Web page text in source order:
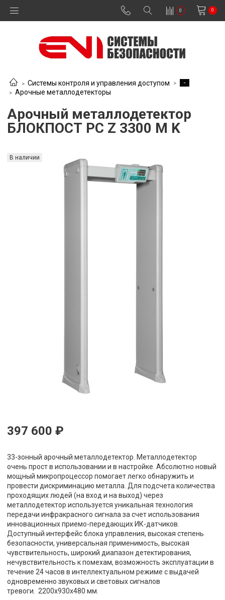
0 0
Системы контроля и управления доступом
-
Арочные металлодетекторы
Арочный металлодетектор
БЛОКПОСТ PC Z 3300 M K
В наличии
397 600 ₽
33-зонный арочный металлодетектор. Металлодетектор
очень прост в использовании и в настройке. Абсолютно новый
мощный микропроцессор помогает легко обнаружить и
провести дискриминацию металла. Для подсчета количества
проходящих людей (на вход и на выход) через
металлодетектор используется уникальная технология
передачи инфракрасного сигнала за счет использования
инновационных приемо-передающих ИК-датчиков.
Доступный интерфейс блока управления, высокая степень
безопасности, универсальная применимость, высокая
чувствительность, широкий диапазон детектирования,
нечувствительность к помехам, возможность эксплуатации в
течение 24 часов в интеллектуальном режиме с выдачей
одновременно звуковых и световых сигналов
тревоги. 2200х930х480 мм.